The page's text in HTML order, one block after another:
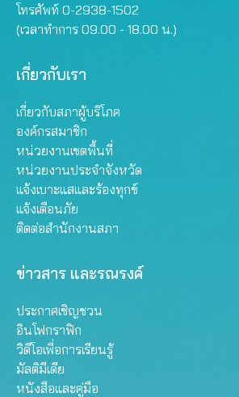
โทรศัพท์ 0-2938-1502
(เวลาทำการ 09.00 - 18.00 น.)
เกี่ยวกับเรา
เกี่ยวกับสภาผู้บริโภค
องค์กรสมาชิก
หน่วยงานเขตพื้นที่
หน่วยงานประจำจังหวัด
แจ้งเบาะแสและร้องทุกข์
แจ้งเตือนภัย
ติดต่อสำนักงานสภา
ข่าวสาร และรณรงค์
ประกาศเชิญชวน
อินโฟกราฟิก
วิดีโอเพื่อการเรียนรู้
มัลติมีเดีย
หนังสือและคู่มือ